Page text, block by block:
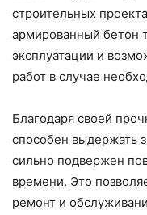
строительных
армированный бетон
эксплуатации и
работ в случае
Благодаря своей
способен выдержать
сильно подвержен
времени. Это
ремонт и